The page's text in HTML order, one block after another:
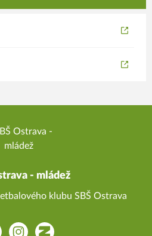
- mládež
klubu SBŠ Ostrava